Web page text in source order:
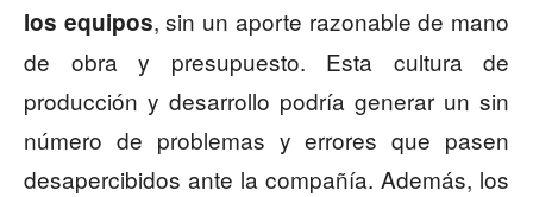
los equipos, sin un aporte razonable de mano
de obra y presupuesto. Esta cultura de
producción y desarrollo podría generar un sin
número de problemas y errores que pasen
desapercibidos ante la compañía. Además, los